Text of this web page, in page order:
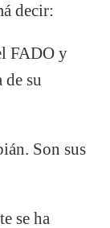
decir:
FADO y
su
Son sus
se ha